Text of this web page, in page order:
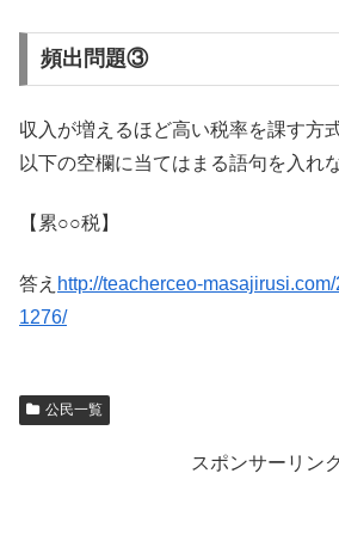
頻出問題③
収入が増えるほど高い税率を課す方
以下の空欄に当てはまる語句を入れ
【累○○税】
答え http://teacherceo-
1276/
公民一覧
スポンサーリンク